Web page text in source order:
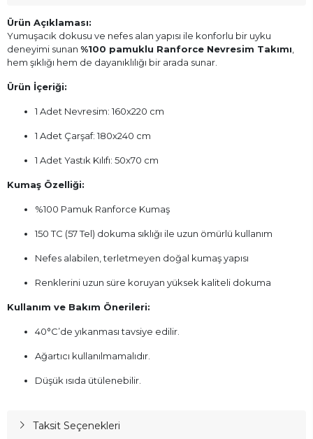
Ürün Açıklaması:
Yumuşacık dokusu ve nefes alan yapısı ile konforlu bir uyku
deneyimi sunan %100 pamuklu Ranforce Nevresim Takımı
hem şıklığı hem de dayanıklılığı bir arada sunar.
Ürün İçeriği:
1 Adet Nevresim: 160x220 cm
1 Adet Çarşaf: 180x240 cm
1 Adet Yastık Kılıfı: 50x70 cm
Kumaş Özelliği:
%100 Pamuk Ranforce Kumaş
150 TC (57 Tel) dokuma sıklığı ile uzun ömürlü kullanım
Nefes alabilen, terletmeyen doğal kumaş yapısı
Renklerini uzun süre koruyan yüksek kaliteli dokuma
Kullanım ve Bakım Önerileri:
40°C’de yıkanması tavsiye edilir.
Ağartıcı kullanılmamalıdır.
Düşük ısıda ütülenebilir.
Taksit Seçenekleri